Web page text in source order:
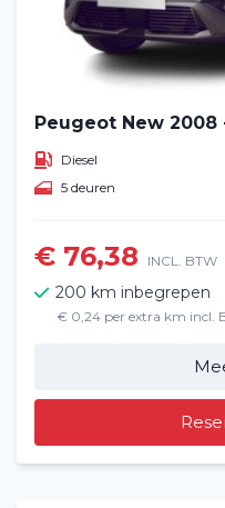
Peugeot New 2008
Diesel
5 deuren
€ 76,38 INCL. BTW
200 km inbegrepen
€ 0,24 per extra km incl.